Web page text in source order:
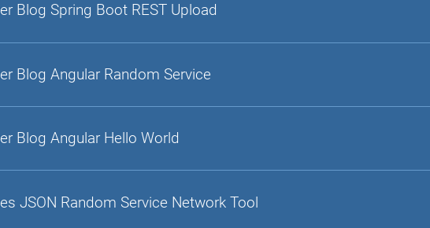
Blog Spring Boot REST Upload
Blog Angular Random Service
Blog Angular Hello World
JSON Random Service Network Tool